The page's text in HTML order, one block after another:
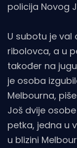
policija Novog
U subotu je
ribolovca, a u
također na
je osoba
Melbourna, piše
Još dvije
petka, jedna u
u blizini